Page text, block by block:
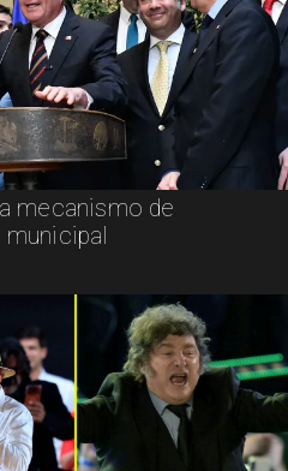
mecanismo de